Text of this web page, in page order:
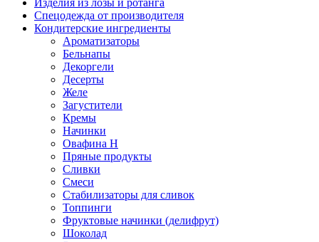
Изделия из лозы и ротанга
Спецодежда от производителя
Кондитерские ингредиенты
Ароматизаторы
Бельнапы
Декоргели
Десерты
Желe
Загустители
Кремы
Начинки
Овафина Н
Пряные продукты
Сливки
Смеси
Стабилизаторы для сливок
Топпинги
Фруктовые начинки (делифрут)
Шоколад